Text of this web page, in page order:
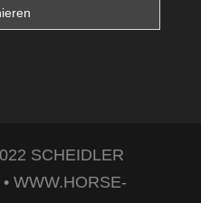
SCHEIDLER
WWW.HORSE-